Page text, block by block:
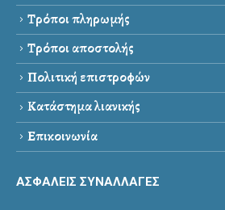
Τρόποι πληρωμής
Τρόποι αποστολής
Πολιτική επιστροφών
Κατάστημα λιανικής
Επικοινωνία
ΑΣΦΑΛΕΙΣ ΣΥΝΑΛΛΑΓΕΣ